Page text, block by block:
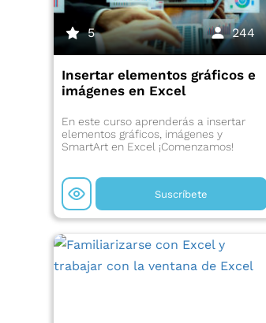
5 244
Insertar elementos gráficos e
imágenes en Excel
En este curso aprenderás a insertar
elementos gráficos, imágenes y
SmartArt en Excel ¡Comenzamos!
Suscríbete